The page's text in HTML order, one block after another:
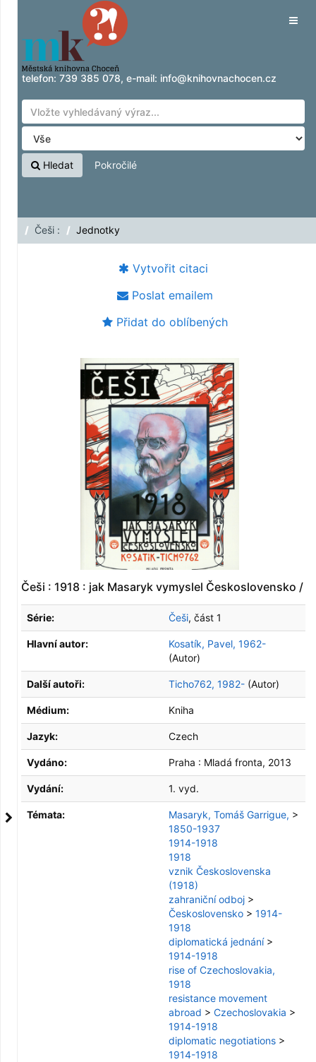
Přeskočit na obsah
telefon: 739 385 078, e-mail: info@knihovnachocen.cz
Hledat Pokročilé
Češi : Jednotky
Vytvořit citaci
Poslat emailem
Přidat do oblíbených
Češi : 1918 : jak Masaryk vymyslel Československo /
Série: Češi, část 1
Hlavní autor:
Kosatík, Pavel, 1962-
(Autor)
Další autoři: Ticho762, 1982- (Autor)
Médium: Kniha
Jazyk: Czech
Vydáno: Praha : Mladá fronta, 2013
Vydání: 1. vyd.
Témata: Masaryk, Tomáš Garrigue, >
1850-1937
1914-1918
1918
vznik Československa
(1918)
zahraniční odboj >
Československo > 1914-
1918
diplomatická jednání>
1914-1918
rise of Czechoslovakia,
1918
resistance movement
abroad > Czechoslovakia >
1914-1918
diplomatic negotiations >
1914-1918